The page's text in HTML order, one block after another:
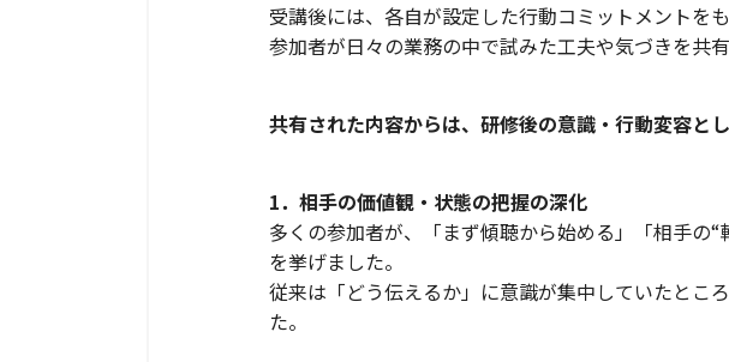
受講後には、各自が設定した行動コミットメントを
参加者が日々の業務の中で試みた工夫や気づきを共
共有された内容からは、研修後の意識・行動変容と
1．相手の価値観・状態の把握の深化
多くの参加者が、「まず傾聴から始める」「相手の
を挙げました。
従来は「どう伝えるか」に意識が集中していたとこ
た。